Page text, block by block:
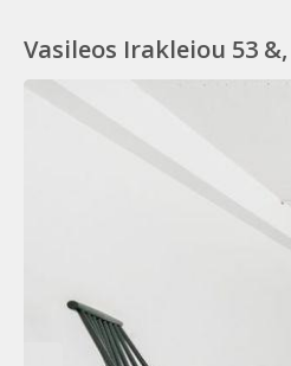
Vasileos Irakleiou 53